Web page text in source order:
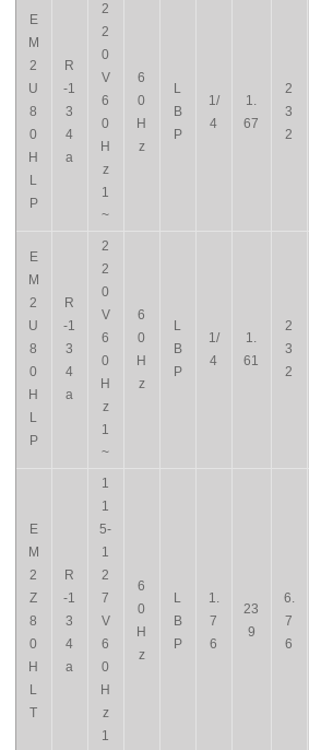
E
M
2
U
8
0
H
L
P
R
-1
3
4
a
2
2
0
V
6
0
H
z
1
~
6
0
H
z
L
B
P
1/
4
1.
67
2
3
2
E
M
2
U
8
0
H
L
P
R
-1
3
4
a
2
2
0
V
6
0
H
z
1
~
6
0
H
z
L
B
P
1/
4
1.
61
2
3
2
E
M
2
Z
8
0
H
L
T
R
-1
3
4
a
1
1
5-
1
2
7
V
6
0
H
z
1
6
0
H
z
L
B
P
1.
7
6
23
9
6.
7
6